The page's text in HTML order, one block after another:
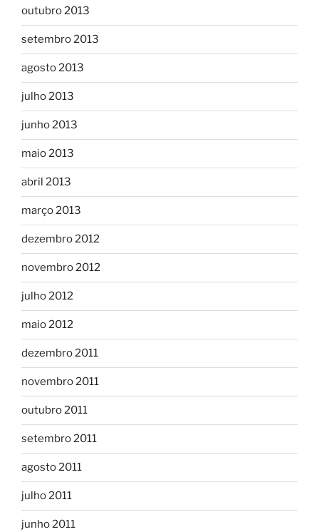
outubro 2013
setembro 2013
agosto 2013
julho 2013
junho 2013
maio 2013
abril 2013
março 2013
dezembro 2012
novembro 2012
julho 2012
maio 2012
dezembro 2011
novembro 2011
outubro 2011
setembro 2011
agosto 2011
julho 2011
junho 2011